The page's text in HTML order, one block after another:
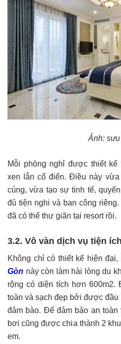
Ảnh:
Mỗi phòng nghỉ được thiết
xen lẫn cổ điển. Điều này
cúng, vừa tạo sự tinh tế,
đủ tiện nghi và ban công
đã có thể thư giãn tại resort rồi.
3.2. Vô vàn dịch vụ tiện ích
Không chỉ có thiết kế hiện đại,
Gòn này còn làm hài lòng du
rộng có diện tích hơn
toàn và sạch đẹp bởi được
đảm bào. Để đảm bảo an
bơi cũng được chia thành 2
em.